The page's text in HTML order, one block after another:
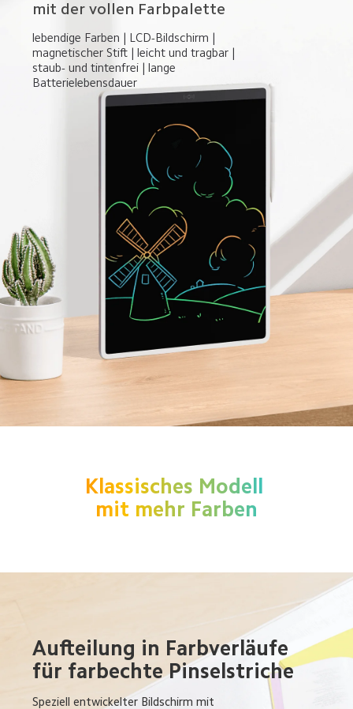
mit der vollen Farbpalette
lebendige Farben | LCD-Bildschirm |
magnetischer Stift | leicht und tragbar |
staub- und tintenfrei | lange
Batterielebensdauer
Klassisches Modell
mit mehr Farben
Aufteilung in Farbverläufe
für farbechte Pinselstriche
Speziell entwickelter Bildschirm mit